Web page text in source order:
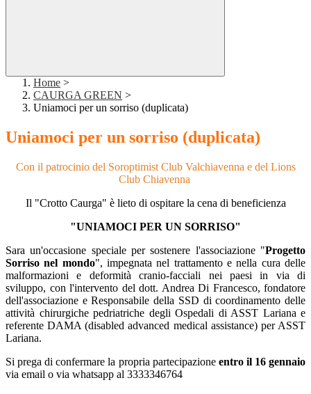
Home >
CAURGA GREEN >
Uniamoci per un sorriso (duplicata)
Uniamoci per un sorriso (duplicata)
Con il patrocinio del Soroptimist Club Valchiavenna e del Lions
Club Chiavenna
Il "Crotto Caurga" è lieto di ospitare la cena di beneficienza
"UNIAMOCI PER UN SORRISO"
Sara un'occasione speciale per sostenere l'associazione "Progetto
Sorriso nel mondo", impegnata nel trattamento e nella cura delle
malformazioni e deformità cranio-facciali nei paesi in via di
sviluppo, con l'intervento del dott. Andrea Di Francesco, fondatore
dell'associazione e Responsabile della SSD di coordinamento delle
attività chirurgiche pedriatriche degli Ospedali di ASST Lariana e
referente DAMA (disabled advanced medical assistance) per ASST
Lariana.
Si prega di confermare la propria partecipazioneentro il 16 gennaio
via email o via whatsapp al 3333346764